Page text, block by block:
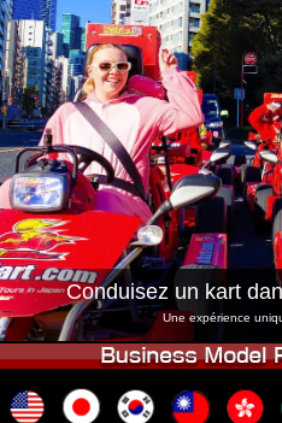
Changer
Tokyo Shinagawa
Tokyo Akihabara#2
Tokyo Shibuya Annexe
Tokyo Asakusa
Okinawa
Conduisez un kart
Une expérience